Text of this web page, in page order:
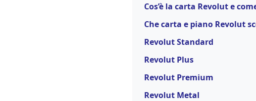
Cos’è la carta Revolut e
Che carta e piano Revolut
Revolut Standard
Revolut Plus
Revolut Premium
Revolut Metal